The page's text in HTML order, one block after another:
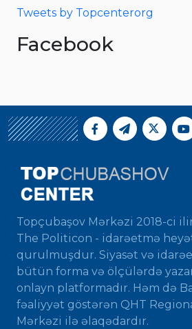
Tweets by Topcenterorg
Facebook
Topçubaşov Mərkəzi 2018-ci
The Politicon - idarəetmə
qurulmuşdur. Siyasət və
bütün forma və ölçülərdə
onlayn platformadır. Həm də
fəaliyyət göstərən QHT
Mərkəzi ilə əlaqədardır.